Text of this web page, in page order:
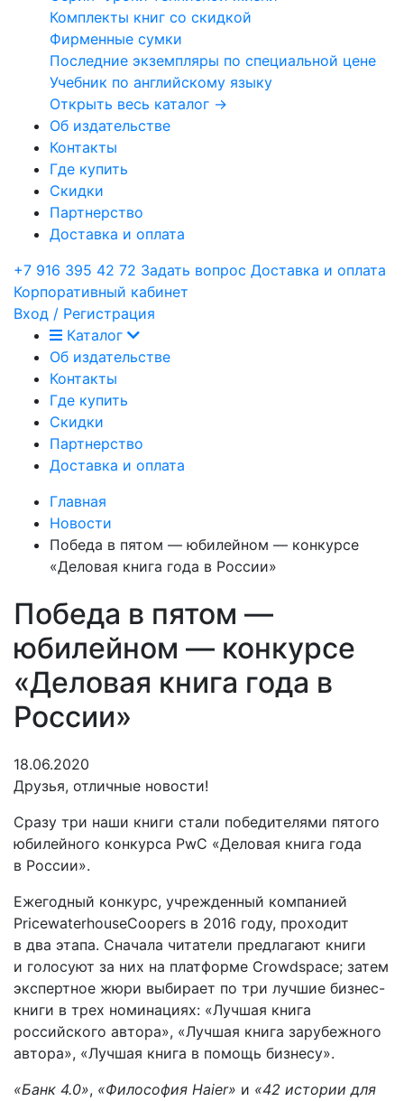
Комплекты книг со скидкой
Фирменные сумки
Последние экземпляры по специальной цене
Учебник по английскому языку
Открыть весь каталог →
Об издательстве
Контакты
Где купить
Скидки
Партнерство
Доставка и оплата
+7 916 395 42 72 Задать вопрос Доставка и оплата
Корпоративный кабинет
Вход / Регистрация
Каталог
Об издательстве
Контакты
Где купить
Скидки
Партнерство
Доставка и оплата
Главная
Новости
Победа в пятом — юбилейном — конкурсе
«Деловая книга года в России»
Победа в пятом —
юбилейном — конкурсе
«Деловая книга года в
России»
18.06.2020
Друзья, отличные новости!
Сразу три наши книги стали победителями пятого
юбилейного конкурса PwC «Деловая книга года
в России».
Ежегодный конкурс, учрежденный компанией
PricewaterhouseCoopers в 2016 году, проходит
в два этапа. Сначала читатели предлагают книги
и голосуют за них на платформе Crowdspace; затем
экспертное жюри выбирает по три лучшие бизнес-
книги в трех номинациях: «Лучшая книга
российского автора», «Лучшая книга зарубежного
автора», «Лучшая книга в помощь бизнесу».
«Банк 4.0», «Философия Haier» и «42 истории для